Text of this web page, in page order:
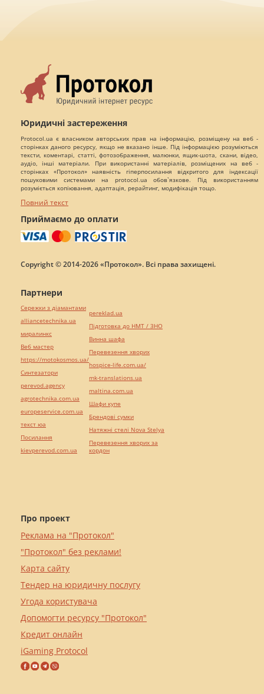
Юридичні застереження
Protocol.ua є власником авторських прав на інформацію, розміщену на веб -
сторінках даного ресурсу, якщо не вказано інше. Під інформацією розуміються
тексти, коментарі, статті, фотозображення, малюнки, ящик-шота, скани, відео,
аудіо, інші матеріали. При використанні матеріалів, розміщених на веб -
сторінках «Протокол» наявність гіперпосилання відкритого для індексації
пошуковими системами на protocol.ua обов`язкове. Під використанням
розуміється копіювання, адаптація, рерайтинг, модифікація тощо.
Повний текст
Приймаємо до оплати
Copyright © 2014-2026 «Протокол». Всі права захищені.
Про проект
Реклама на "Протокол"
"Протокол" без реклами!
Карта сайту
Тендер на юридичну послугу
Угода користувача
Допомогти ресурсу "Протокол"
Кредит онлайн
iGaming Protocol
Партнери
Сережки з діамантами
alliancetechnika.ua
миралинкс
Веб мастер
https://motokosmos.ua/
Синтезатори
perevod.agency
agrotechnika.com.ua
europeservice.com.ua
текст юа
Посилання
kievperevod.com.ua
pereklad.ua
Підготовка до НМТ / ЗНО
Винна шафа
Перевезення хворих
hospice-life.com.ua/
mk-translations.ua
maltina.com.ua
Шафи купе
Брендові сумки
Натяжні стелі Nova Stelya
Перевезення хворих за
кордон